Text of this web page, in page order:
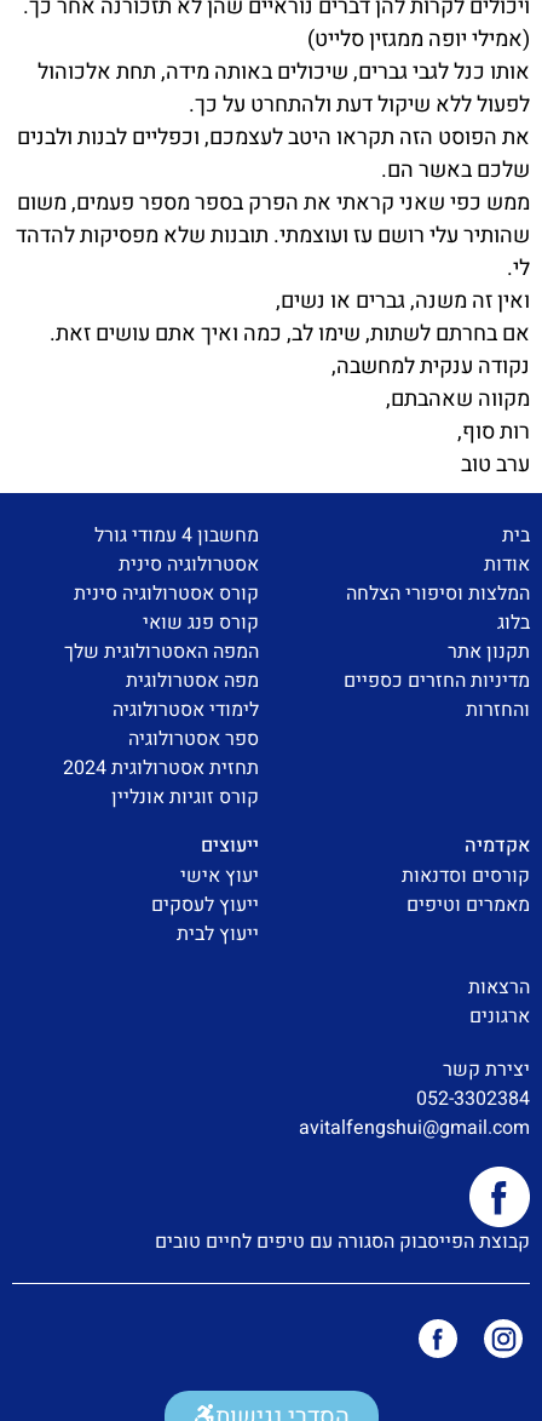
ויכולים לקרות להן דברים נוראיים שהן לא תזכורנה אחר כך.
(אמילי יופה ממגזין סלייט)
אותו כנל לגבי גברים, שיכולים באותה מידה, תחת אלכוהול
לפעול ללא שיקול דעת ולהתחרט על כך.
את הפוסט הזה תקראו היטב לעצמכם, וכפליים לבנות ולבנים
שלכם באשר הם.
ממש כפי שאני קראתי את הפרק בספר מספר פעמים, משום
שהותיר עלי רושם עז ועוצמתי. תובנות שלא מפסיקות להדהד
לי.
ואין זה משנה, גברים או נשים,
אם בחרתם לשתות, שימו לב, כמה ואיך אתם עושים זאת.
נקודה ענקית למחשבה,
מקווה שאהבתם,
רות סוף,
ערב טוב
בית
אודות
המלצות וסיפורי הצלחה
בלוג
תקנון אתר
מדיניות החזרים כספיים
והחזרות
מחשבון 4 עמודי גורל
אסטרולוגיה סינית
קורס אסטרולוגיה סינית
קורס פנג שואי
המפה האסטרולוגית שלך
מפה אסטרולוגית
לימודי אסטרולוגיה
ספר אסטרולוגיה
תחזית אסטרולוגית 2024
קורס זוגיות אונליין
אקדמיה
קורסים וסדנאות
מאמרים וטיפים
ייעוצים
יעוץ אישי
ייעוץ לעסקים
ייעוץ לבית
הרצאות
ארגונים
יצירת קשר
052-3302384
avitalfengshui@gmail.com
קבוצת הפייסבוק הסגורה עם טיפים לחיים טובים